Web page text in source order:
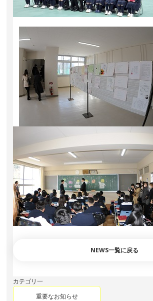
NEWS一覧に戻る
カテゴリ一
重要なお知らせ